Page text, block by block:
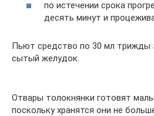
по истечении срока
десять минут и
Пьют средство по 30 мл трижды
сытый желудок.
Отвары толокнянки готовят
поскольку хранятся они не